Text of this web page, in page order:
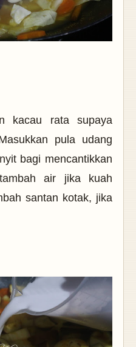
kacau rata supaya
pula udang
bagi mencantikkan
air jika kuah
santan kotak, jika